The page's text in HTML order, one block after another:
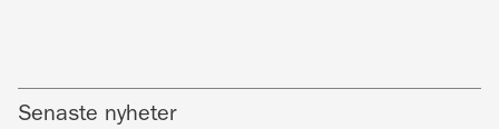
Senaste nyheter